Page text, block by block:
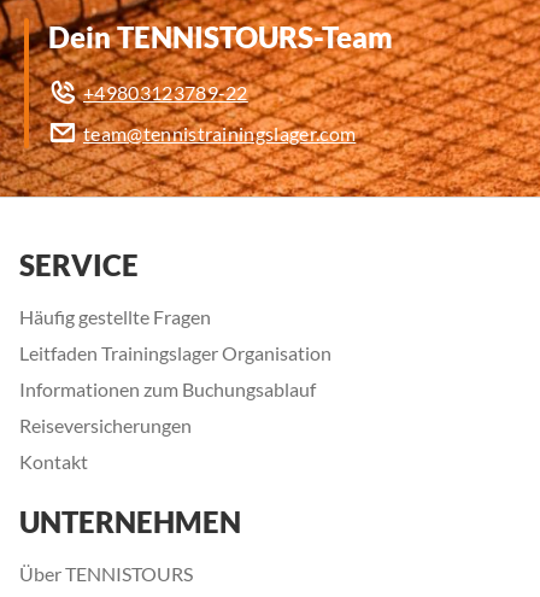
Dein TENNISTOURS-Team
+49803123789-22
team@tennistrainingslager.com
SERVICE
Häufig gestellte Fragen
Leitfaden Trainingslager Organisation
Informationen zum Buchungsablauf
Reiseversicherungen
Kontakt
UNTERNEHMEN
Über TENNISTOURS